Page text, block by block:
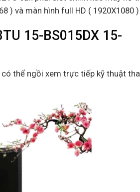
) và màn hình full HD ( 1920X1080 )
15-BS015DX 15-
thể ngồi xem trực tiếp kỹ thuật